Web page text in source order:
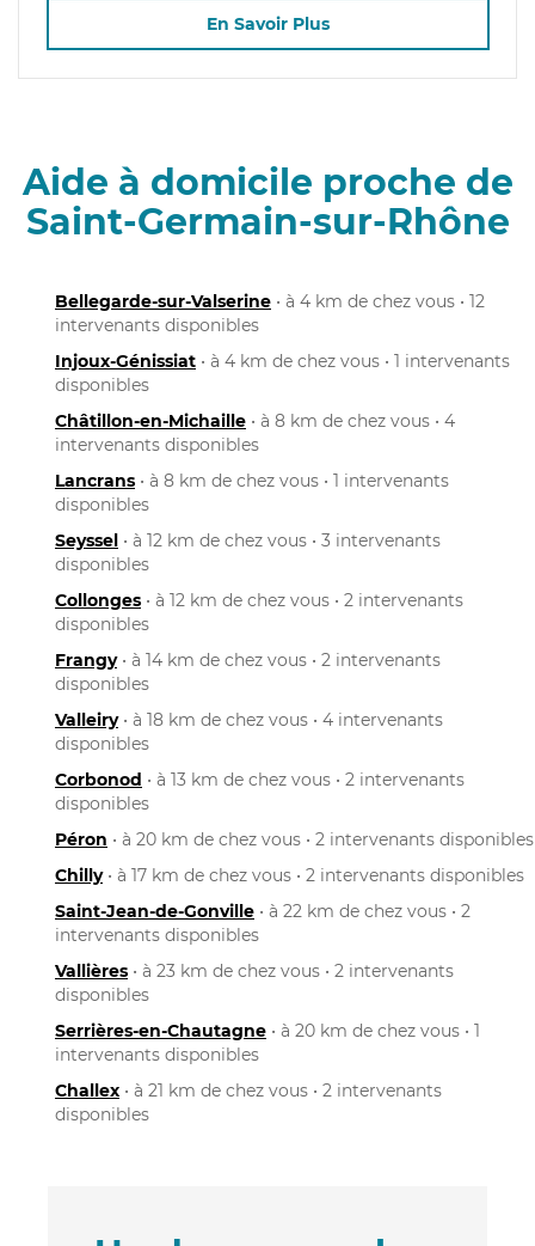
En Savoir Plus
Aide à domicile proche de
Saint-Germain-sur-Rhône
Bellegarde-sur-Valserine • à 4 km de chez vous • 12
intervenants disponibles
Injoux-Génissiat • à 4 km de chez vous • 1 intervenants
disponibles
Châtillon-en-Michaille • à 8 km de chez vous • 4
intervenants disponibles
Lancrans • à 8 km de chez vous • 1 intervenants
disponibles
Seyssel • à 12 km de chez vous • 3 intervenants
disponibles
Collonges • à 12 km de chez vous • 2 intervenants
disponibles
Frangy• à 14 km de chez vous • 2 intervenants
disponibles
Valleiry• à 18 km de chez vous • 4 intervenants
disponibles
Corbonod • à 13 km de chez vous • 2 intervenants
disponibles
Péron • à 20 km de chez vous • 2 intervenants disponibles
Chilly• à 17 km de chez vous • 2 intervenants disponibles
Saint-Jean-de-Gonville • à 22 km de chez vous • 2
intervenants disponibles
Vallières • à 23 km de chez vous • 2 intervenants
disponibles
Serrières-en-Chautagne • à 20 km de chez vous • 1
intervenants disponibles
Challex • à 21 km de chez vous • 2 intervenants
disponibles